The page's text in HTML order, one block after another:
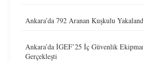
Ankara’da 792 Aranan Kuşkulu
Ankara’da İGEF’25 İç Güvenlik
Gerçekleşti